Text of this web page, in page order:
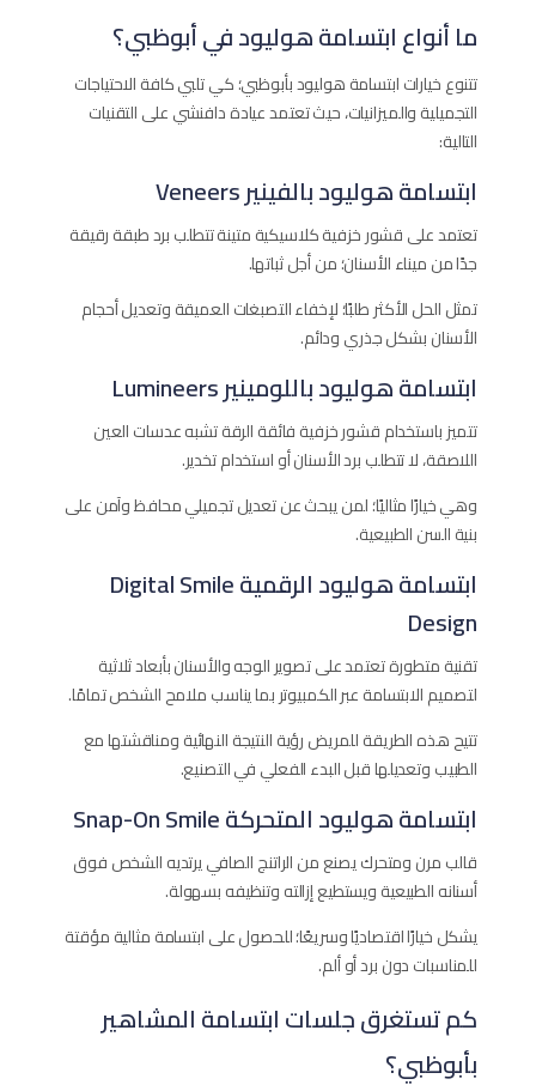
ما أنواع ابتسامة هوليود في أبوظبي؟
تتنوع خيارات ابتسامة هوليود بأبوظبي؛ كي تلبي كافة الاحتياجات
التجميلية والميزانيات، حيث تعتمد عيادة دافنشي على التقنيات
التالية:
ابتسامة هوليود بالفينير Veneers
تعتمد على قشور خزفية كلاسيكية متينة تتطلب برد طبقة رقيقة
جدًا من ميناء الأسنان؛ من أجل ثباتها.
تمثل الحل الأكثر طلبًا؛ لإخفاء التصبغات العميقة وتعديل أحجام
الأسنان بشكل جذري ودائم.
ابتسامة هوليود باللومينير Lumineers
تتميز باستخدام قشور خزفية فائقة الرقة تشبه عدسات العين
اللاصقة، لا تتطلب برد الأسنان أو استخدام تخدير.
وهي خيارًا مثاليًا؛ لمن يبحث عن تعديل تجميلي محافظ وآمن على
بنية السن الطبيعية.
ابتسامة هوليود الرقمية Digital Smile
Design
تقنية متطورة تعتمد على تصوير الوجه والأسنان بأبعاد ثلاثية
لتصميم الابتسامة عبر الكمبيوتر بما يناسب ملامح الشخص تمامًا.
تتيح هذه الطريقة للمريض رؤية النتيجة النهائية ومناقشتها مع
الطبيب وتعديلها قبل البدء الفعلي في التصنيع.
ابتسامة هوليود المتحركة Snap-On Smile
قالب مرن ومتحرك يصنع من الراتنج الصافي يرتديه الشخص فوق
أسنانه الطبيعية ويستطيع إزالته وتنظيفه بسهولة.
يشكل خيارًا اقتصاديًا وسريعًا؛ للحصول على ابتسامة مثالية مؤقتة
للمناسبات دون برد أو ألم.
كم تستغرق جلسات ابتسامة المشاهير
بأبوظبي؟